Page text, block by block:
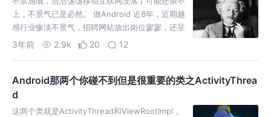
上，不景气已是必然。 做Android 近8年，近期越
感行业惨淡不景气，招聘网站放出岗位寥寥，还呈
现薪资低待遇的共同特点。遥想当年刚
3年前 2.9k 20 12
Android那两个你碰不到但是很重要的类之ActivityThrea
d
这两个类就是ActivityThread和ViewRootImpl，